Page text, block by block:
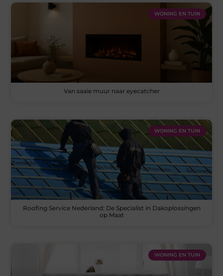
WONING EN TUIN
Van saaie muur naar eyecatcher
WONING EN TUIN
Roofing Service Nederland: De Specialist in Dakoplossingen
op Maat
WONING EN TUIN